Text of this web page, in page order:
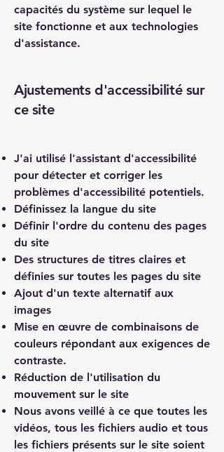
capacités du système sur lequel le
site fonctionne et aux technologies
d'assistance.
Ajustements d'accessibilité sur
ce site
J'ai utilisé l'assistant d'accessibilité
pour détecter et corriger les
problèmes d'accessibilité potentiels.
Définissez la langue du site
Définir l'ordre du contenu des pages
du site
Des structures de titres claires et
définies sur toutes les pages du site
Ajout d'un texte alternatif aux
images
Mise en œuvre de combinaisons de
couleurs répondant aux exigences de
contraste.
Réduction de l'utilisation du
mouvement sur le site
Nous avons veillé à ce que toutes les
vidéos, tous les fichiers audio et tous
les fichiers présents sur le site soient